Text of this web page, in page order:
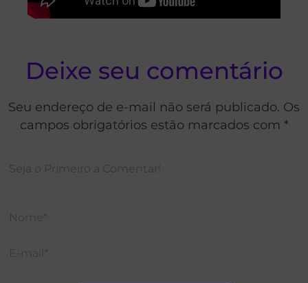
Deixe seu comentário
Seu endereço de e-mail não será publicado. Os
campos obrigatórios estão marcados com *